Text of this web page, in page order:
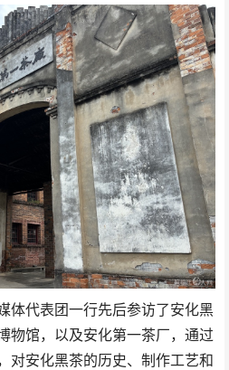
体代表团一行先后参访了安化黑
物馆，以及安化第一茶厂，通过
对安化黑茶的历史、制作工艺和